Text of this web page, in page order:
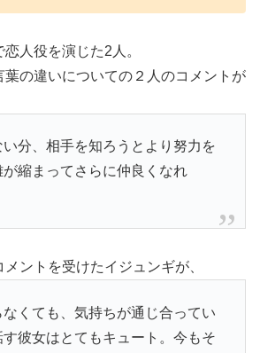
人役を演じた2人。
葉の違いについての２人のコメントが
い分、相手を知ろうとより努力を
縮まってさらに仲良くなれ
ントを受けたイジュンギが、
なくても、気持ちが通じ合ってい
彼女はとてもキュート。今もそ